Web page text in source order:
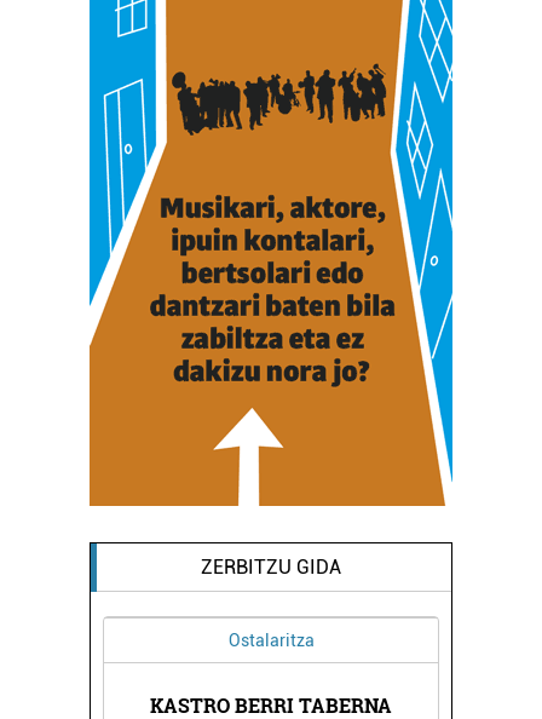
ZERBITZU GIDA
Ostalaritza
KASTRO BERRI TABERNA